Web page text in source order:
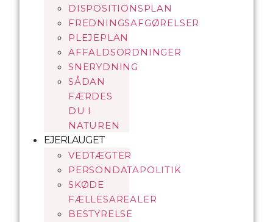
DISPOSITIONSPLAN
FREDNINGSAFGØRELSER
PLEJEPLAN
AFFALDSORDNINGER
SNERYDNING
SÅDAN
FÆRDES
DU I
NATUREN
EJERLAUGET
VEDTÆGTER
PERSONDATAPOLITIK
SKØDE
FÆLLESAREALER
BESTYRELSE